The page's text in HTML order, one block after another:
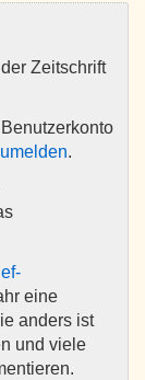
Zeitschrift
.
ef-
eine
anders ist
und viele